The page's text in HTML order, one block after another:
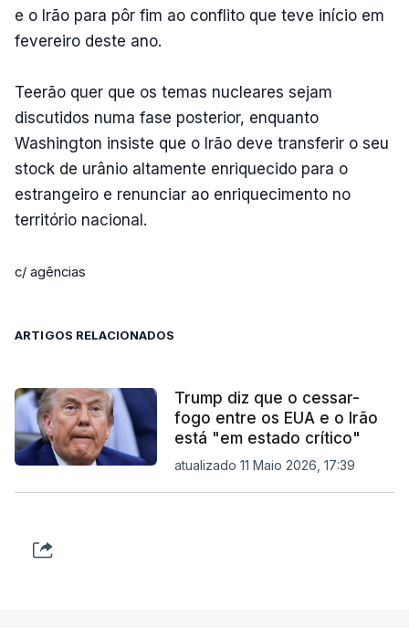
e o Irão para pôr fim ao conflito que teve início em
fevereiro deste ano.
Teerão quer que os temas nucleares sejam
discutidos numa fase posterior, enquanto
Washington insiste que o Irão deve transferir o seu
stock de urânio altamente enriquecido para o
estrangeiro e renunciar ao enriquecimento no
território nacional.
c/ agências
ARTIGOS RELACIONADOS
Trump diz que o cessar-
fogo entre os EUA e o Irão
está "em estado crítico"
atualizado 11 Maio 2026, 17:39